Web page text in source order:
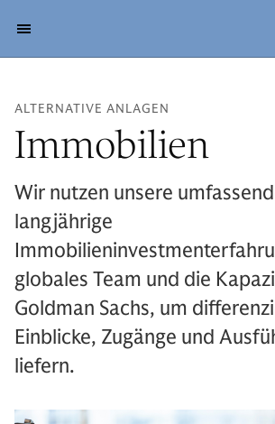
ALTERNATIVE ANLAGEN
Immobilien
Wir nutzen unsere
langjährige
globales Team und die
Goldman Sachs, um
Einblicke, Zugänge und
liefern.